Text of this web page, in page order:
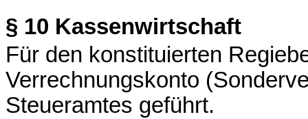
§ 10 Kassenwirtschaft
Für den konstituierten
Verrechnungskonto
Steueramtes geführt.